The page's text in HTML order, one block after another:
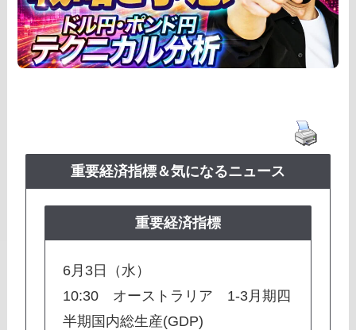
重要経済指標＆気になるニュース
重要経済指標
6月3日（水）
10:30 オーストラリア 1-3月期四
半期国内総生産(GDP)